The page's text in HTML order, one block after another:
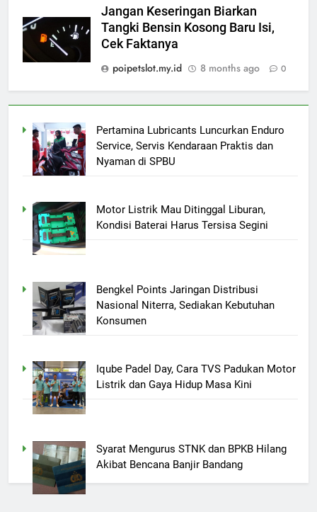
Jangan Keseringan Biarkan
Tangki Bensin Kosong Baru Isi,
Cek Faktanya
poipetslot.my.id
8 months ago 0
Pertamina Lubricants Luncurkan Enduro
Service, Servis Kendaraan Praktis dan
Nyaman di SPBU
Motor Listrik Mau Ditinggal Liburan,
Kondisi Baterai Harus Tersisa Segini
Bengkel Points Jaringan Distribusi
Nasional Niterra, Sediakan Kebutuhan
Konsumen
Iqube Padel Day, Cara TVS Padukan Motor
Listrik dan Gaya Hidup Masa Kini
Syarat Mengurus STNK dan BPKB Hilang
Akibat Bencana Banjir Bandang